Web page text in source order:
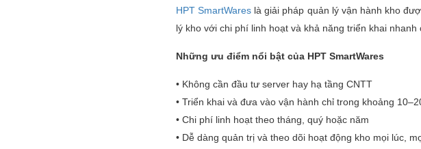
HPT SmartWares là giải pháp quản lý vận hành kho
lý kho với chi phí linh hoạt và khả năng triển khai nhanh
Những ưu điểm nổi bật của HPT SmartWares
• Không cần đầu tư server hay hạ tầng CNTT
• Triển khai và đưa vào vận hành chỉ trong khoảng
• Chi phí linh hoạt theo tháng, quý hoặc năm
• Dễ dàng quản trị và theo dõi hoạt động kho mọi lúc,